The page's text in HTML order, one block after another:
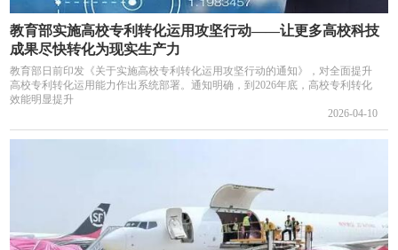
教育部实施高校专利转化运用攻坚行动——让更多高校科技
成果尽快转化为现实生产力
教育部日前印发《关于实施高校专利转化运用攻坚行动的通知》，对全面提升
高校专利转化运用能力作出系统部署。通知明确，到2026年底，高校专利转化
效能明显提升
2026-04-10